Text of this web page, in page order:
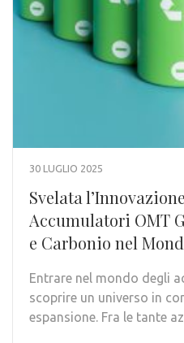
30 LUGLIO 2025
Svelata
Accumulatori OMT
e Carbonio nel
Entrare nel mondo degli
scoprire un universo in
espansione. Fra le tante